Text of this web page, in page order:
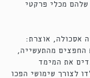
שלהם מכלי פרקטי
אסכולה, אוצרת:
החפצים מהתעשייה,
את המימד
לצורך שימושי הפכו